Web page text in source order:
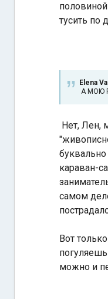
тусить по
Elena
А МОЮ
Нет, Лен,
буквально
караван-
самом
Вот
можно и